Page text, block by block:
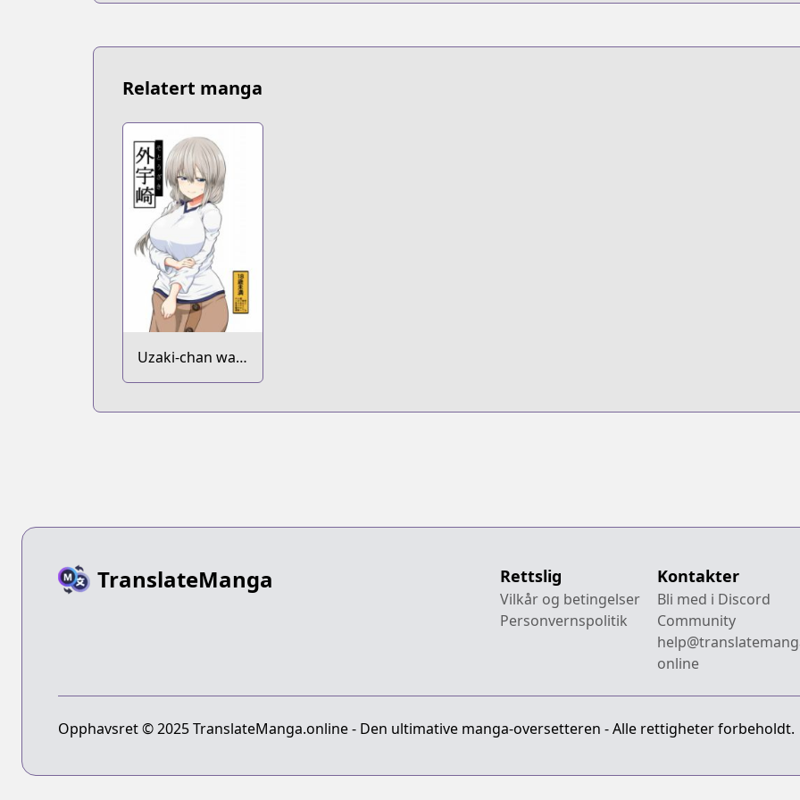
Relatert manga
Uzaki-chan wa
Asobitai! dj -
TranslateManga Rettslig
Vilkår og betingelser
Personvernspolitik
Kontakter
Bli med i Discord
Community
online
Opphavsret © 2025 TranslateManga.online - Den ultimative manga-oversetteren - Alle rettigheter forbeholdt.